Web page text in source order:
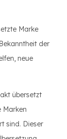
Marke
der
neue
übersetzt
Marken
sind. Dieser